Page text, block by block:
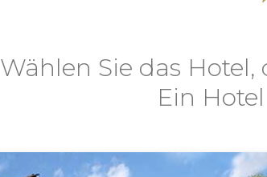
Wählen Sie das
Ein